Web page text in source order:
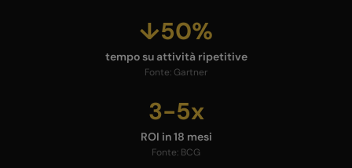
↓50%
tempo su attività ripetitive
Fonte: Gartner
3-5x
ROI in 18 mesi
Fonte: BCG